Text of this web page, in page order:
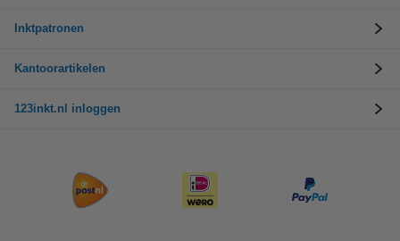
Inktpatronen
Kantoorartikelen
123inkt.nl inloggen